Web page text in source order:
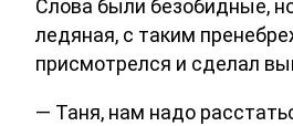
Слова были безобидные,
ледяная, с таким
присмотрелся и сделал
— Таня, нам надо